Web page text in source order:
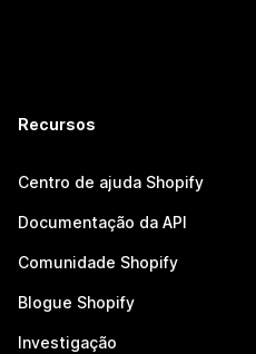
Recursos
Centro de ajuda Shopify
Documentação da API
Comunidade Shopify
Blogue Shopify
Investigação